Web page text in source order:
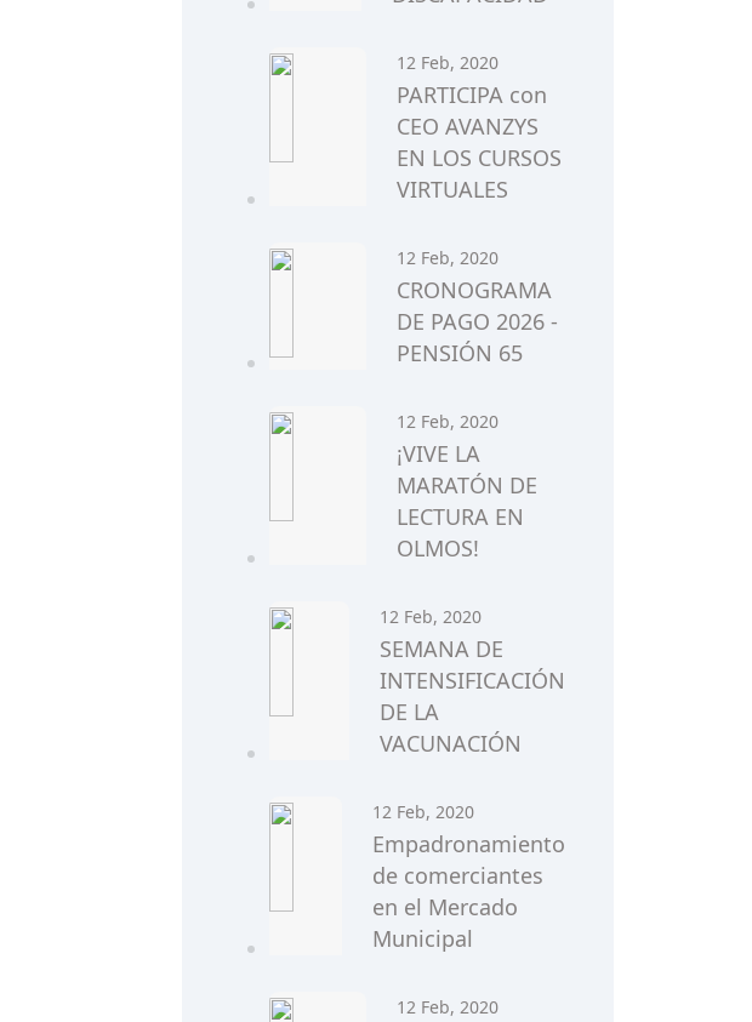
12 Feb, 2020
PARTICIPA con
CEO AVANZYS
EN LOS CURSOS
VIRTUALES
12 Feb, 2020
CRONOGRAMA
DE PAGO 2026 -
PENSIÓN 65
12 Feb, 2020
¡VIVE LA
MARATÓN DE
LECTURA EN
OLMOS!
12 Feb, 2020
SEMANA DE
INTENSIFICACIÓN
DE LA
VACUNACIÓN
12 Feb, 2020
Empadronamiento
de comerciantes
en el Mercado
Municipal
12 Feb, 2020